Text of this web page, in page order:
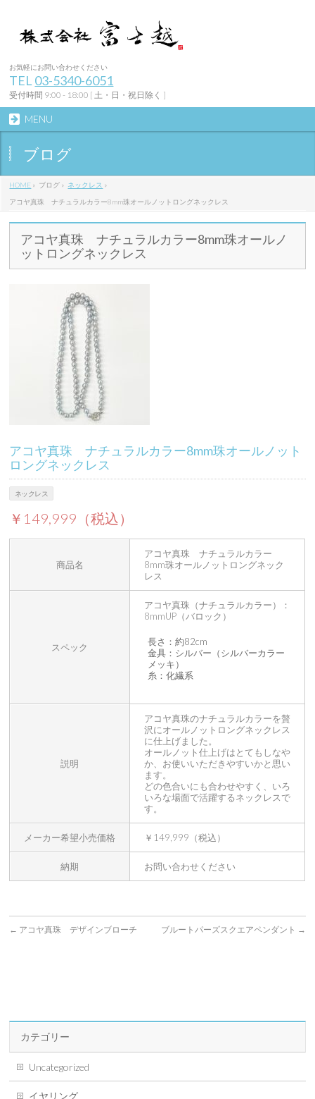
お気軽にお問い合わせください
TEL 03-5340-6051
受付時間 9:00 - 18:00 [ 土・日・祝日除く ]
MENU
ブログ
HOME » ブログ » ネックレス »
アコヤ真珠 ナチュラルカラー8mm珠オールノットロングネックレス
アコヤ真珠 ナチュラルカラー8mm珠オールノ
ットロングネックレス
アコヤ真珠 ナチュラルカラー8mm珠オールノット
ロングネックレス
ネックレス
￥149,999（税込）
商品名
アコヤ真珠 ナチュラルカラー
8mm珠オールノットロングネック
レス
スペック
アコヤ真珠（ナチュラルカラー）：
8mmUP（バロック）
長さ：約82cm
金具：シルバー（シルバーカラー
メッキ）
糸：化繊系
説明
アコヤ真珠のナチュラルカラーを贅
沢にオールノットロングネックレス
に仕上げました。
オールノット仕上げはとてもしなや
か、お使いいただきやすいかと思い
ます。
どの色合いにも合わせやすく、いろ
いろな場面で活躍するネックレスで
す。
メーカー希望小売価格 ￥149,999（税込）
納期 お問い合わせください
← アコヤ真珠 デザインブローチ ブルートパーズスクエアペンダント →
カテゴリー
Uncategorized
イヤリング